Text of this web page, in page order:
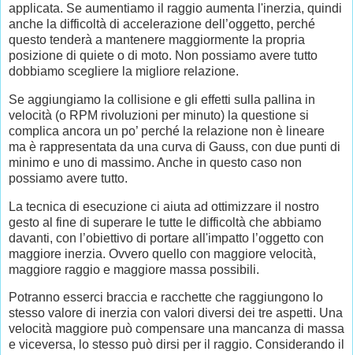
applicata. Se aumentiamo il raggio aumenta l'inerzia, quindi
anche la difficoltà di accelerazione dell’oggetto, perché
questo tenderà a mantenere maggiormente la propria
posizione di quiete o di moto. Non possiamo avere tutto
dobbiamo scegliere la migliore relazione.
Se aggiungiamo la collisione e gli effetti sulla pallina in
velocità (o RPM rivoluzioni per minuto) la questione si
complica ancora un po’ perché la relazione non è lineare
ma è rappresentata da una curva di Gauss, con due punti di
minimo e uno di massimo. Anche in questo caso non
possiamo avere tutto.
La tecnica di esecuzione ci aiuta ad ottimizzare il nostro
gesto al fine di superare le tutte le difficoltà che abbiamo
davanti, con l’obiettivo di portare all'impatto l’oggetto con
maggiore inerzia. Ovvero quello con maggiore velocità,
maggiore raggio e maggiore massa possibili.
Potranno esserci braccia e racchette che raggiungono lo
stesso valore di inerzia con valori diversi dei tre aspetti. Una
velocità maggiore può compensare una mancanza di massa
e viceversa, lo stesso può dirsi per il raggio. Considerando il